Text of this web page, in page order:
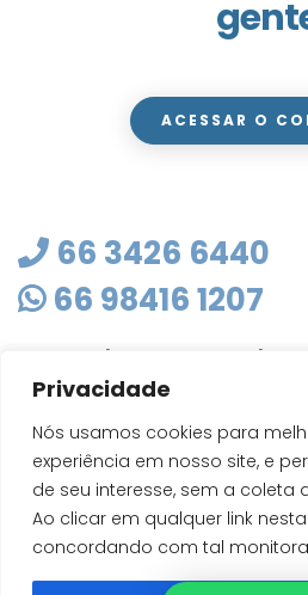
Privacidade
Nós usamos cookies para
experiência em nosso site, e
de seu interesse, sem a coleta
Ao clicar em qualquer link
concordando com tal
ACESSAR O
66 3426 6440
66 98416 1207
Rua Sete de Setembro, 103 -
CEP 78705-010
Rondonópolis - MT